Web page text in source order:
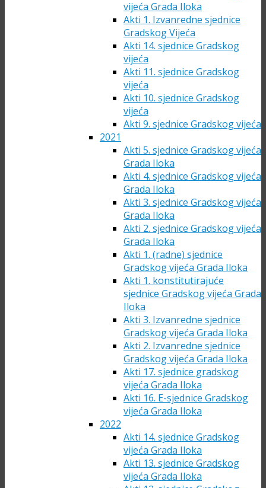
vijeća Grada Iloka
Akti 1. Izvanredne sjednice
Gradskog Vijeća
Akti 14. sjednice Gradskog
vijeća
Akti 11. sjednice Gradskog
vijeća
Akti 10. sjednice Gradskog
vijeća
Akti 9. sjednice Gradskog vijeća
2021
Akti 5. sjednice Gradskog vijeća
Grada Iloka
Akti 4. sjednice Gradskog vijeća
Grada Iloka
Akti 3. sjednice Gradskog vijeća
Grada Iloka
Akti 2. sjednice Gradskog vijeća
Grada Iloka
Akti 1. (radne) sjednice
Gradskog vijeća Grada Iloka
Akti 1. konstitutirajuće
sjednice Gradskog vijeća Grada
Iloka
Akti 3. Izvanredne sjednice
Gradskog vijeća Grada Iloka
Akti 2. Izvanredne sjednice
Gradskog vijeća Grada Iloka
Akti 17. sjednice gradskog
vijeća Grada Iloka
Akti 16. E-sjednice Gradskog
vijeća Grada Iloka
2022
Akti 14. sjednice Gradskog
vijeća Grada Iloka
Akti 13. sjednice Gradskog
vijeća Grada Iloka